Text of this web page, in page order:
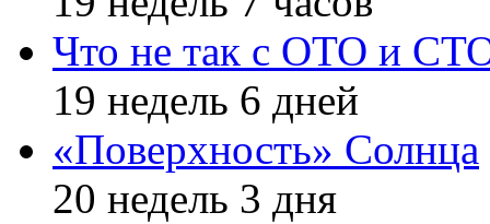
Что не так с ОТО и
19 недель 6 дней
«Поверхность» Солнца
20 недель 3 дня